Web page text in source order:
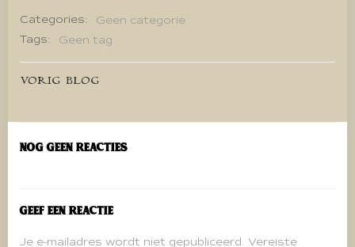
Categories:
Geen categorie
Tags:
Geen tag
Bericht
navigatie
VORIG BLOG
Nog geen reacties
Geef een reactie
Je e-mailadres wordt niet gepubliceerd. Vereiste